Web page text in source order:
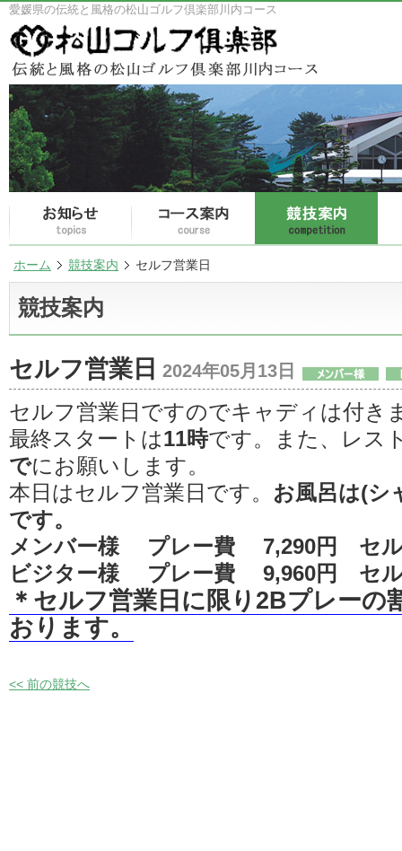
愛媛県の伝統と風格の松山ゴルフ倶楽部川内コース
ホーム 競技案内 セルフ営業日
競技案内
セルフ営業日 2024年05月13日
セルフ営業日ですのでキャディは付き
最終スタートは11時です。また、レス
でにお願いします。
本日はセルフ営業日です。 お風呂は(シ
です。
メンバー様 プレー費 7,290円 セル
ビジター様 プレー費 9,960円 セル
＊セルフ営業日に限り2Bプレーの
おります。
<< 前の競技へ